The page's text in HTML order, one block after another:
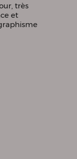
très
et